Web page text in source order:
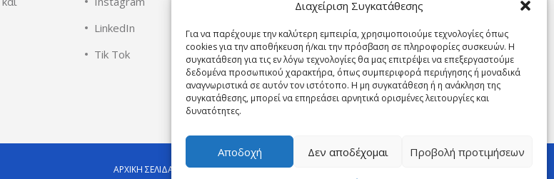
Διαχείριση Συγκατάθεσης
Για να παρέχουμε την καλύτερη εμπειρία, χρησιμοποιούμε τεχνολογίες όπως
cookies για την αποθήκευση ή/και την πρόσβαση σε πληροφορίες συσκευών. Η
συγκατάθεση για τις εν λόγω τεχνολογίες θα μας επιτρέψει να επεξεργαστούμε
δεδομένα προσωπικού χαρακτήρα, όπως συμπεριφορά περιήγησης ή μοναδικά
αναγνωριστικά σε αυτόν τον ιστότοπο. Η μη συγκατάθεση ή η ανάκληση της
συγκατάθεσης, μπορεί να επηρεάσει αρνητικά ορισμένες λειτουργίες και
δυνατότητες.
Αποδοχή Δεν αποδέχομαι Προβολή προτιμήσεων
LinkedIn
Tik Tok
ΑΡΧΙΚΉ ΣΕΛΊΔΑ Η ΕΤΑΙΡΕΊΑ ΜΑΣ ΝΈΑ